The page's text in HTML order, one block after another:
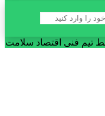
تیم فنی اقتصاد سلامت